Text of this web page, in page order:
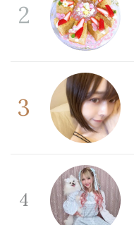
2
3
4